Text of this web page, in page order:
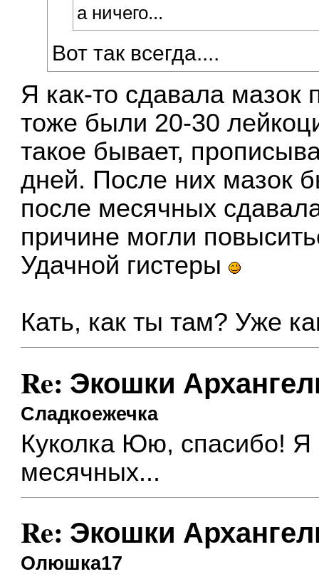
а ничего...
Вот так всегда....
Я как-то сдавала
тоже были 20-30
такое бывает,
дней. После них мазок
после месячных
причине могли
Удачной гистеры
Кать, как ты там? Уже
Re: Экошки
Сладкоежечка
Куколка Юю, спасибо! Я
месячных...
Re: Экошки
Олюшка17